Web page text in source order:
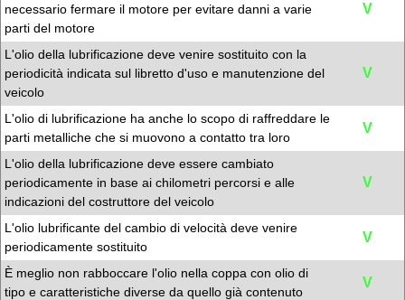
necessario fermare il motore per evitare danni a varie
parti del motore
V
L'olio della lubrificazione deve venire sostituito con la
periodicità indicata sul libretto d'uso e manutenzione del
veicolo
V
L'olio di lubrificazione ha anche lo scopo di raffreddare le
parti metalliche che si muovono a contatto tra loro
V
L'olio della lubrificazione deve essere cambiato
periodicamente in base ai chilometri percorsi e alle
indicazioni del costruttore del veicolo
V
L'olio lubrificante del cambio di velocità deve venire
periodicamente sostituito
V
È meglio non rabboccare l'olio nella coppa con olio di
tipo e caratteristiche diverse da quello già contenuto
V